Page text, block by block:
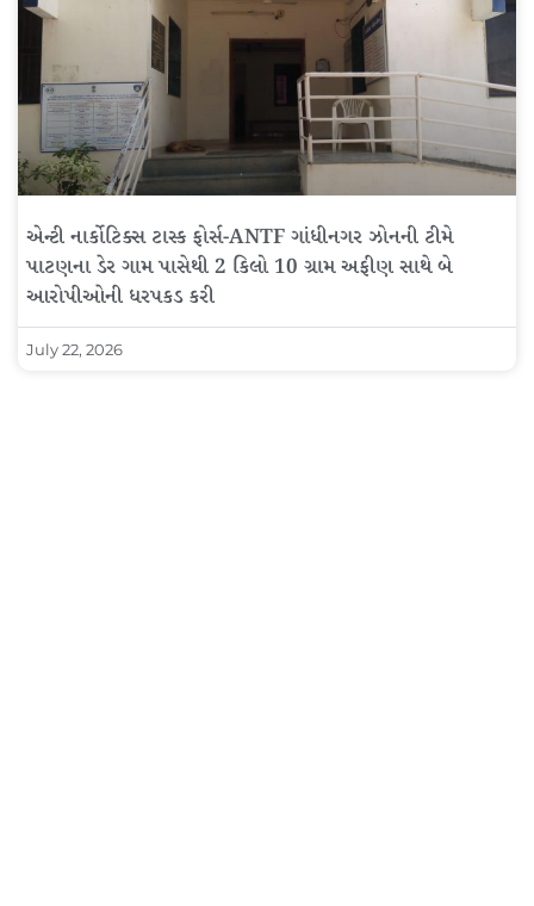
એન્ટી નાર્કોટિક્સ ટાસ્ક ફોર્સ-ANTF ગાંધીનગર ઝોનની ટીમે
પાટણના ડેર ગામ પાસેથી 2 કિલો 10 ગ્રામ અફીણ સાથે બે
આરોપીઓની ધરપકડ કરી
July 22, 2026